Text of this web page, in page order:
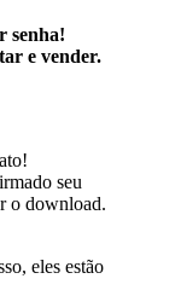
senha!
e vender.
seu
o download.
eles estão